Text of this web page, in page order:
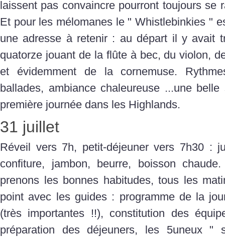
laissent pas convaincre pourront toujours se
Et pour les mélomanes le " Whistlebinkies "
une adresse à retenir : au départ il y avait
quatorze jouant de la flûte à bec, du violon,
et évidemment de la cornemuse.
ballades, ambiance chaleureuse ...une
première journée dans les Highlands.
31 juillet
Réveil vers 7h, petit-déjeuner vers 7h30 :
confiture, jambon, beurre, boisson
prenons les bonnes habitudes, tous les
point avec les guides : programme de la
(très importantes !!), constitution des
préparation des déjeuners, les 5uneux "